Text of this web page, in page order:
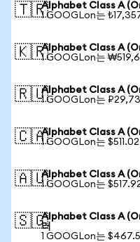
🇹🇷Alphabet Class A
1 GOOGLon는
🇰🇷Alphabet Class A
1 GOOGLon는
🇷🇺Alphabet Class A
1 GOOGLon는
🇨🇦Alphabet Class A
1 GOOGLon는
🇦🇺Alphabet Class A
1 GOOGLon는
🇸🇬Alphabet Class A
러
1 GOOGLon는